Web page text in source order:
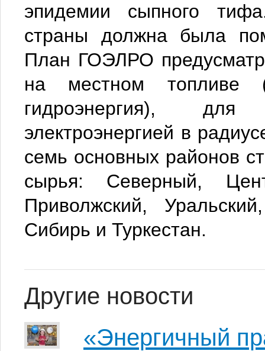
эпидемии сыпного
страны должна была
План ГОЭЛРО
на местном топливе
гидроэнергия), для
электроэнергией в
семь основных районов
сырья: Северный,
Приволжский,
Сибирь и Туркестан.
Другие новости
«Энергичный